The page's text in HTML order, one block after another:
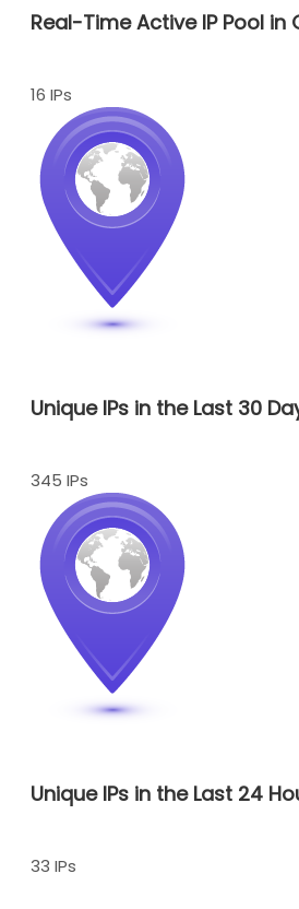
Real-Time Active IP Pool in
16 IPs
Unique IPs in the Last 30
345 IPs
Unique IPs in the Last 24
33 IPs